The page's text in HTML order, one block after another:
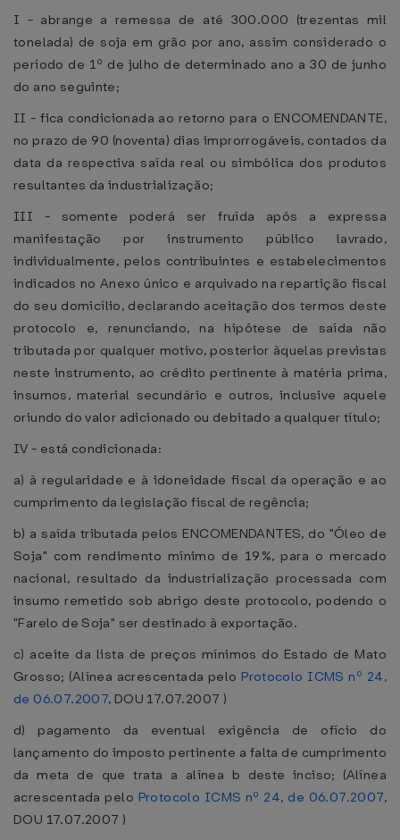
I - abrange a remessa de até 300.000 (trezentas mil
tonelada) de soja em grão por ano, assim considerado o
período de 1º de julho de determinado ano a 30 de junho
do ano seguinte;
II - fica condicionada ao retorno para o ENCOMENDANTE,
no prazo de 90 (noventa) dias improrrogáveis, contados da
data da respectiva saída real ou simbólica dos produtos
resultantes da industrialização;
III - somente poderá ser fruída após a expressa
manifestação por instrumento público lavrado,
individualmente, pelos contribuintes e estabelecimentos
indicados no Anexo único e arquivado na repartição fiscal
do seu domicílio, declarando aceitação dos termos deste
protocolo e, renunciando, na hipótese de saída não
tributada por qualquer motivo, posterior àquelas previstas
neste instrumento, ao crédito pertinente à matéria prima,
insumos, material secundário e outros, inclusive aquele
oriundo do valor adicionado ou debitado a qualquer título;
IV - está condicionada:
a) à regularidade e à idoneidade fiscal da operação e ao
cumprimento da legislação fiscal de regência;
b) a saída tributada pelos ENCOMENDANTES, do "Óleo de
Soja" com rendimento mínimo de 19%, para o mercado
nacional, resultado da industrialização processada com
insumo remetido sob abrigo deste protocolo, podendo o
"Farelo de Soja" ser destinado à exportação.
c) aceite da lista de preços mínimos do Estado de Mato
Grosso; (Alínea acrescentada pelo Protocolo ICMS nº 24,
de 06.07.2007, DOU 17.07.2007 )
d) pagamento da eventual exigência de ofício do
lançamento do imposto pertinente a falta de cumprimento
da meta de que trata a alínea b deste inciso; (Alínea
acrescentada pelo Protocolo ICMS nº 24, de 06.07.2007,
DOU 17.07.2007 )